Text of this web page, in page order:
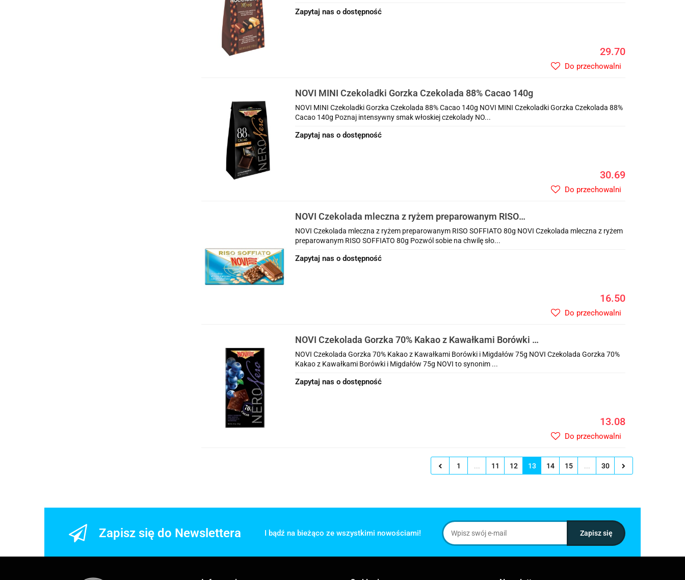
Zapytaj nas o dostępność
29.70
Do przechowalni
NOVI MINI Czekoladki Gorzka Czekolada 88% Cacao 140g
NOVI MINI Czekoladki Gorzka Czekolada 88% Cacao 140g NOVI MINI Czekoladki Gorzka Czekolada 88%
Cacao 140g Poznaj intensywny smak włoskiej czekolady NO...
Zapytaj nas o dostępność
30.69
Do przechowalni
NOVI Czekolada mleczna z ryżem preparowanym RISO
SOFFIATO 80g
NOVI Czekolada mleczna z ryżem preparowanym RISO SOFFIATO 80g NOVI Czekolada mleczna z ryżem
preparowanym RISO SOFFIATO 80g Pozwól sobie na chwilę sło...
Zapytaj nas o dostępność
16.50
Do przechowalni
NOVI Czekolada Gorzka 70% Kakao z Kawałkami Borówki i
Migdałów 75g
NOVI Czekolada Gorzka 70% Kakao z Kawałkami Borówki i Migdałów 75g NOVI Czekolada Gorzka 70%
Kakao z Kawałkami Borówki i Migdałów 75g NOVI to synonim ...
Zapytaj nas o dostępność
13.08
Do przechowalni
1 ... 11 12 13 14 15 ... 30
Zapisz się do Newslettera I bądź na bieżąco ze wszystkimi nowościami!